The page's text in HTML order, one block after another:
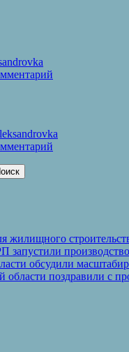
жилищного
запустили
обсудили
области поздравили с